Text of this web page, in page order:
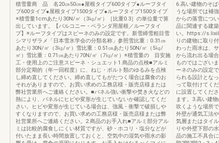
積雪量商 品 名20㎝50㎝●屋根タイプ600タイプ●ルーフタイ
プ600タイプ●屋根タイプ1500タイプ●ルーフタイプ1500タイプ
※積雪量1cmあたり30N/㎡（3㎏/㎡）［比重0.3］の単位量で算
出しています。【バルコニー・ベランダ用屋根／ルーフタイ
プ】※ルーフタイプはスピーネのみの設定です。新雪締雪粗目雪
シマリザラメ「日本雪氷学会の分類名称」参照雪比重：0.31㎝
あたり30N/㎡（3㎏/㎡）雪比重：0.51㎝あたり50N/㎡（5㎏/
㎡）雪比重：0.71㎝あたり70N/㎡（7㎏/㎡）※積雪量の 目安施
工・使用上のご注意スピーネ・シュエット1.商品の点検■アルミ
部分定期的（年一回程度）に、ねじ・ボルト類のゆるみを点検
し締め直してください。締め直してもがたつく場合は腐食のお
それがありますので、お買い求めの工務店様・販売店様または
弊社営業所へご連絡ください。■パネル強い衝撃や焚き火などの
熱により、パネルにヒビや変形が生じていないか確認してくだ
さい。ヒビや変形が生じている場合は、強風・衝撃で破損しや
すくなりますので、お買い求めの工務店様・販売店様または弊
社営業所へご連絡ください。2.商品のお手入れ■アルミ部分アル
ミは比較的腐食しにくい材質ですが、砂・ホコリ・塩分などが
付いたまま長い時間放置しておくと、空気中の湿気や雨水の影
6.高い建物のそ
うな場所では補
からの落雪につ
品に関連する建
い。https://
りの建物に取り
わった雨水は、
から流れ出る場
ものではござい
ーネのみの設定
られる設計とな
って取付けてく
に設置してくだ
ます。3.高い建
吹くような場所
外壁が通気工法
気層またはタイ
りや外壁下部の
品の施工不具合